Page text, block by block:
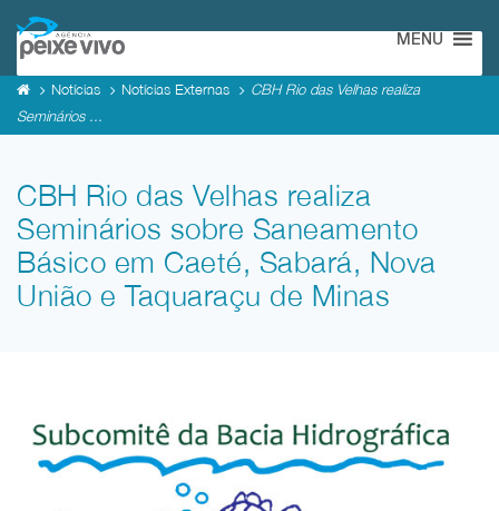
MENU
Notícias Notícias Externas
CBH Rio das Velhas realiza
Seminários ...
CBH Rio das Velhas realiza
Seminários sobre Saneamento
Básico em Caeté, Sabará, Nova
União e Taquaraçu de Minas